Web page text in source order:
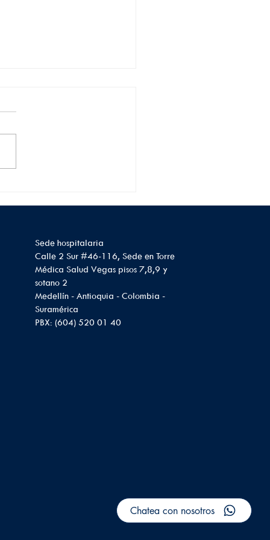
el cáncer de riñón:
Chatea con nosotros
Sede hospitalaria
Calle 2 Sur #46-116, Sede en Torre
Médica Salud Vegas pisos 7,8,9 y
sotano 2
Medellín - Antioquia - Colombia -
Suramérica
PBX: (604) 520 01 40